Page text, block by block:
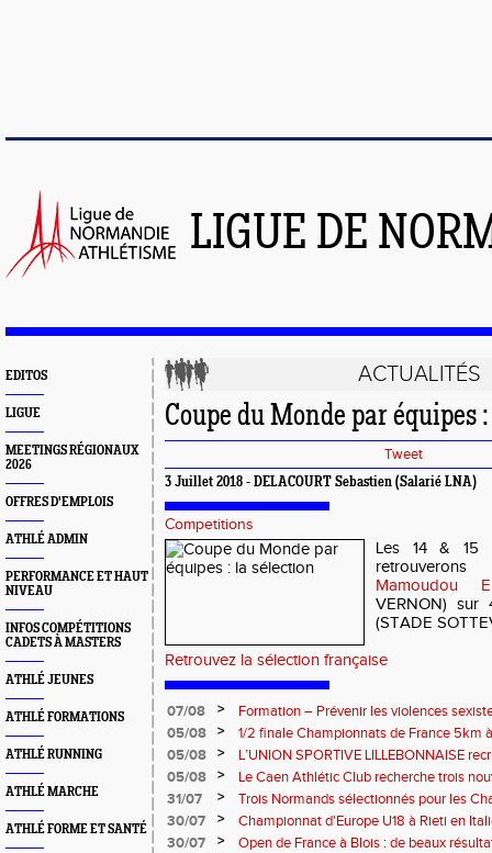
LIGUE DE
EDITOS
LIGUE
MEETINGS RÉGIONAUX
2026
OFFRES D'EMPLOIS
ATHLÉ ADMIN
PERFORMANCE ET HAUT
NIVEAU
INFOS COMPÉTITIONS
CADETS À MASTERS
ATHLÉ JEUNES
ATHLÉ FORMATIONS
ATHLÉ RUNNING
ATHLÉ MARCHE
ATHLÉ FORME ET SANTÉ
ACTUALITÉS
Coupe du Monde par équipes
Tweet
3 Juillet 2018 - DELACOURT Sebastien (Salarié LNA)
Competitions
Les 14 & 15
Mamoudou
VERNON)
(STADE
Retrouvez la sélection française
07/08 >
Formation – Prévenir les violences
: le 26 septembre 2026
05/08 >
1/2 finale Championnats de France 5km
13 septembre 2026 : les informations
05/08 >
L’UNION SPORTIVE LILLEBONNAISE
rentrée 2026
05/08 >
Le Caen Athlétic Club recherche trois
civique à compter de septembre 2026
31/07 >
Trois Normands sélectionnés pour les
Eugene !
30/07 >
Championnat d'Europe U18 à Rieti en
normands
30/07 >
Open de France à Blois : de beaux